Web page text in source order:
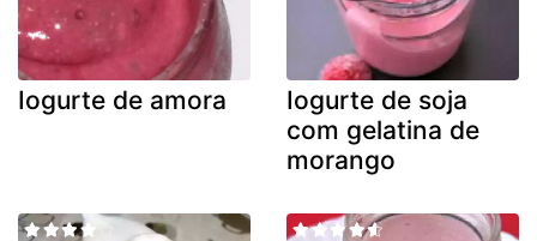
Iogurte de amora
Iogurte de soja
com gelatina de
morango